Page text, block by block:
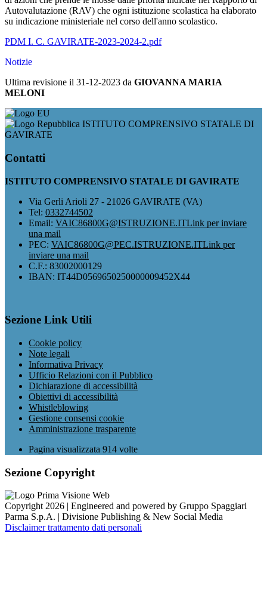
Autovalutazione (RAV) che ogni istituzione scolastica ha elaborato
su indicazione ministeriale nel corso dell'anno scolastico.
PDM I. C. GAVIRATE-2023-2024-2.pdf
Notizie
Ultima revisione il 31-12-2023 da GIOVANNA MARIA
MELONI
ISTITUTO COMPRENSIVO STATALE DI
GAVIRATE
Contatti
ISTITUTO COMPRENSIVO STATALE DI GAVIRATE
Via Gerli Arioli 27 - 21026 GAVIRATE (VA)
Tel: 0332744502
Email: VAIC86800G@ISTRUZIONE.ITLink per inviare
una mail
PEC: VAIC86800G@PEC.ISTRUZIONE.ITLink per
inviare una mail
C.F.: 83002000129
IBAN: IT44D0569650250000009452X44
Sezione Link Utili
Cookie policy
Note legali
Informativa Privacy
Ufficio Relazioni con il Pubblico
Dichiarazione di accessibilità
Obiettivi di accessibilità
Whistleblowing
Gestione consensi cookie
Amministrazione trasparente
Pagina visualizzata 914 volte
Sezione Copyright
Copyright 2026 | Engineered and powered by Gruppo Spaggiari
Parma S.p.A. | Divisione Publishing & New Social Media
Disclaimer trattamento dati personali